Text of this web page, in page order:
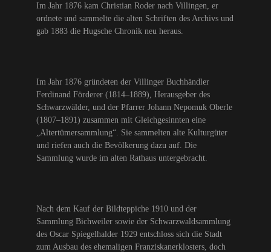
Im Jahr 1876 kam Christian Roder nach Villingen, er
ordnete und sammelte die alten Schriften des Archivs und
gab 1883 die Hugsche Chronik neu heraus.
Im Jahr 1876 gründeten der Villinger Buchhändler
Ferdinand Förderer (1814–1889), Herausgeber des
Schwarzwälder, und der Pfarrer Johann Nepomuk Oberle
(1807–1891) zusammen mit Gleichgesinnten eine
„Altertümersammlung“. Sie sammelten alte Kulturgüter
und riefen auch die Bevölkerung dazu auf. Die
Sammlung wurde im alten Rathaus untergebracht.
Nach dem Kauf der Bildteppiche 1910 und der
Sammlung Bichweiler sowie der Schwarzwaldsammlung
des Oscar Spiegelhalder 1929 entschloss sich die Stadt
zum Ausbau des ehemaligen Franziskanerklosters, doch